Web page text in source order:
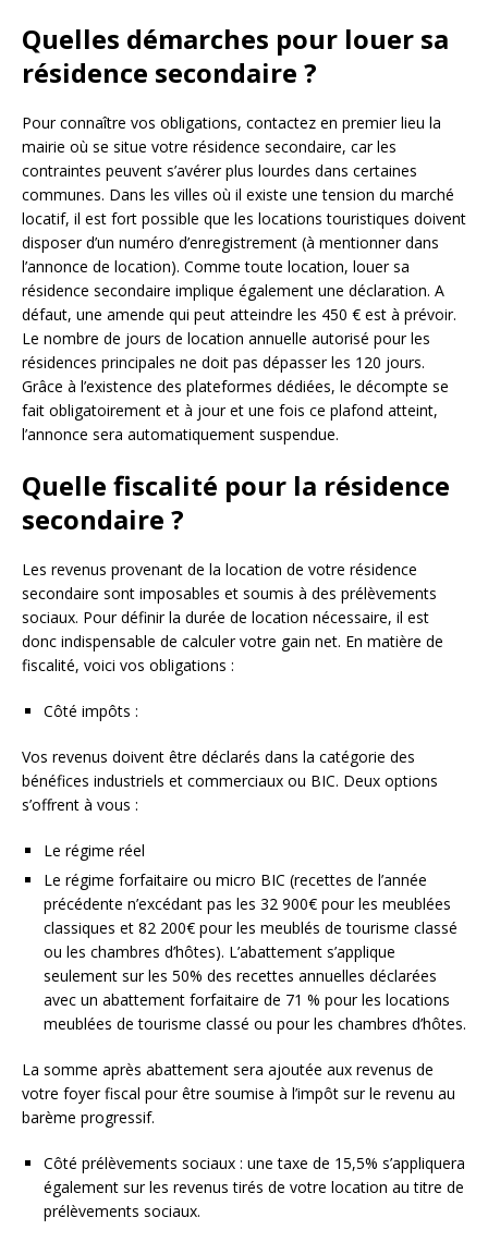
Quelles démarches pour louer sa
résidence secondaire ?
Pour connaître vos obligations, contactez en premier lieu la
mairie où se situe votre résidence secondaire, car les
contraintes peuvent s’avérer plus lourdes dans certaines
communes. Dans les villes où il existe une tension du marché
locatif, il est fort possible que les locations touristiques doivent
disposer d’un numéro d’enregistrement (à mentionner dans
l’annonce de location). Comme toute location, louer sa
résidence secondaire implique également une déclaration. A
défaut, une amende qui peut atteindre les 450 € est à prévoir.
Le nombre de jours de location annuelle autorisé pour les
résidences principales ne doit pas dépasser les 120 jours.
Grâce à l’existence des plateformes dédiées, le décompte se
fait obligatoirement et à jour et une fois ce plafond atteint,
l’annonce sera automatiquement suspendue.
Quelle fiscalité pour la résidence
secondaire ?
Les revenus provenant de la location de votre résidence
secondaire sont imposables et soumis à des prélèvements
sociaux. Pour définir la durée de location nécessaire, il est
donc indispensable de calculer votre gain net. En matière de
fiscalité, voici vos obligations :
Côté impôts :
Vos revenus doivent être déclarés dans la catégorie des
bénéfices industriels et commerciaux ou BIC. Deux options
s’offrent à vous :
Le régime réel
Le régime forfaitaire ou micro BIC (recettes de l’année
précédente n’excédant pas les 32 900€ pour les meublées
classiques et 82 200€ pour les meublés de tourisme classé
ou les chambres d’hôtes). L’abattement s’applique
seulement sur les 50% des recettes annuelles déclarées
avec un abattement forfaitaire de 71 % pour les locations
meublées de tourisme classé ou pour les chambres d’hôtes.
La somme après abattement sera ajoutée aux revenus de
votre foyer fiscal pour être soumise à l’impôt sur le revenu au
barème progressif.
Côté prélèvements sociaux : une taxe de 15,5% s’appliquera
également sur les revenus tirés de votre location au titre de
prélèvements sociaux.